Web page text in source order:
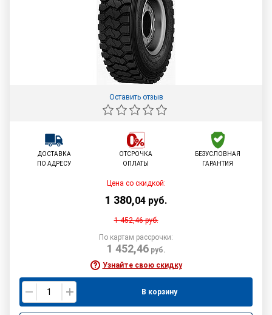
Оставить отзыв
ДОСТАВКА
ПО АДРЕСУ
ОТСРОЧКА
ОПЛАТЫ
БЕЗУСЛОВНАЯ
ГАРАНТИЯ
Цена со скидкой:
1 380,04 руб.
1 452,46руб.
По картам рассрочки:
1 452,46руб.
Узнайте свою скидку
В корзину